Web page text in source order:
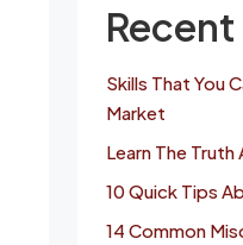
Skills That You
Market
Learn The
10 Quick Tips
14 Common